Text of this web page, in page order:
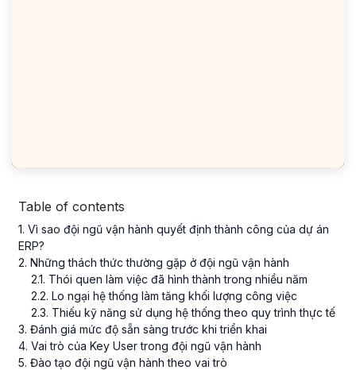
Table of contents
1. Vì sao đội ngũ vận hành quyết định thành công của dự án
ERP?
2. Những thách thức thường gặp ở đội ngũ vận hành
2.1. Thói quen làm việc đã hình thành trong nhiều năm
2.2. Lo ngại hệ thống làm tăng khối lượng công việc
2.3. Thiếu kỹ năng sử dụng hệ thống theo quy trình thực tế
3. Đánh giá mức độ sẵn sàng trước khi triển khai
4. Vai trò của Key User trong đội ngũ vận hành
5. Đào tạo đội ngũ vận hành theo vai trò